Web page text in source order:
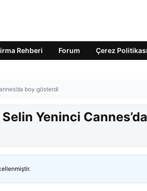
Rehberi Forum Çerez Politikası
boy gösterdi
Yeninci Cannes’da